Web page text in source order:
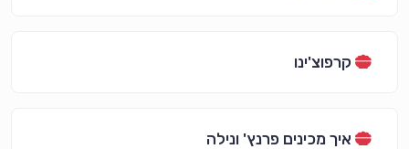
קרפוצ'ינו
איך מכינים פרנץ' ונילה